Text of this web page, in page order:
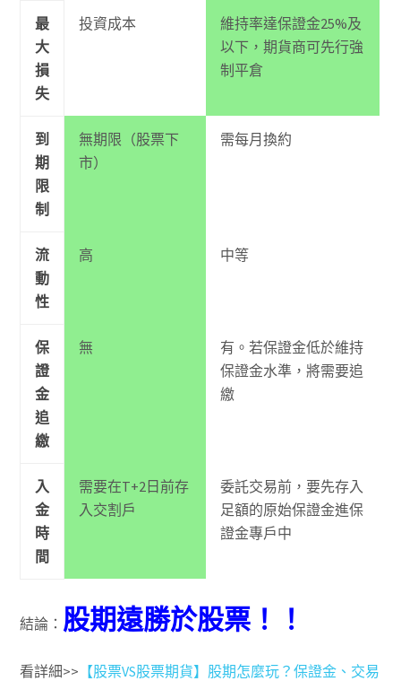
最
大
損
失
投資成本
維持率達保證金25%及
以下，期貨商可先行強
制平倉
到
期
限
制
無期限（股票下
市）
需每月換約
流
動
性
高 中等
保
證
金
追
繳
無
有。若保證金低於維持
保證金水準，將需要追
繳
入
金
時
間
需要在T+2日前存
入交割戶
委託交易前，要先存入
足額的原始保證金進保
證金專戶中
結論： 股期遠勝於股票！！
看詳細>> 【股票VS股票期貨】股期怎麼玩？保證金、交易